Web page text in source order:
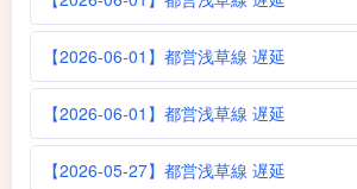
【2026-06-01】都営浅草線 遅延
【2026-06-01】都営浅草線 遅延
【2026-05-27】都営浅草線 遅延